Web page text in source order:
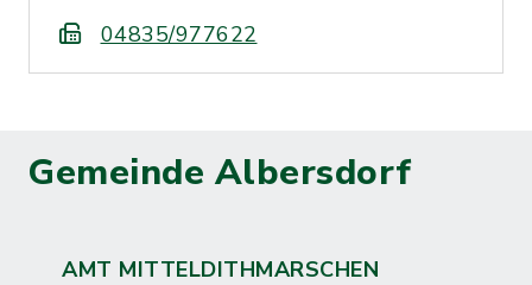
04835/977622
Gemeinde Albersdorf
AMT MITTELDITHMARSCHEN